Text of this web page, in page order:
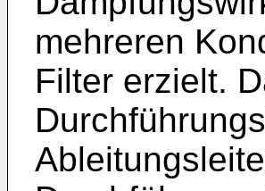
mehreren
Filter erzielt.